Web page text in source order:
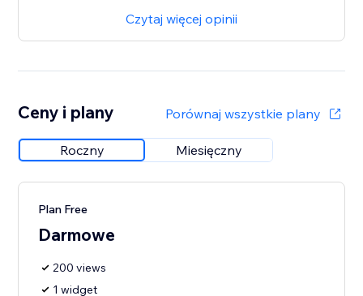
Czytaj więcej opinii
Ceny i plany Porównaj wszystkie plany
Roczny Miesięczny
Plan Free
Darmowe
200 views
1 widget